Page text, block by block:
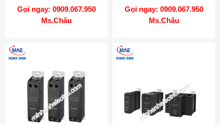
4000VAC - Model SR1
Gọi ngay: 0909.067.950
Ms.Châu
4000VAC - Model SRS1
Gọi ngay: 0909.067.950
Ms.Châu